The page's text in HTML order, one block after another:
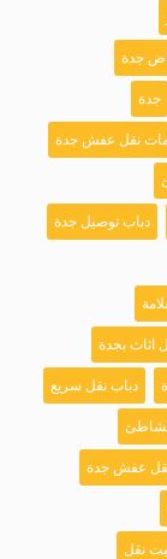
جدة
جدة
نقل عفش جدة
دباب توصيل جدة
اثاث بجدة
دباب نقل سريع
عفش جدة
نقل